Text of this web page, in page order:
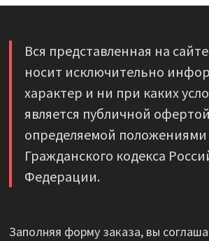
Вся представленная на
носит исключительно
характер и ни при каких
является публичной офертой
определяемой положениями
Гражданского кодекса
Федерации.
Заполняя форму заказа, вы